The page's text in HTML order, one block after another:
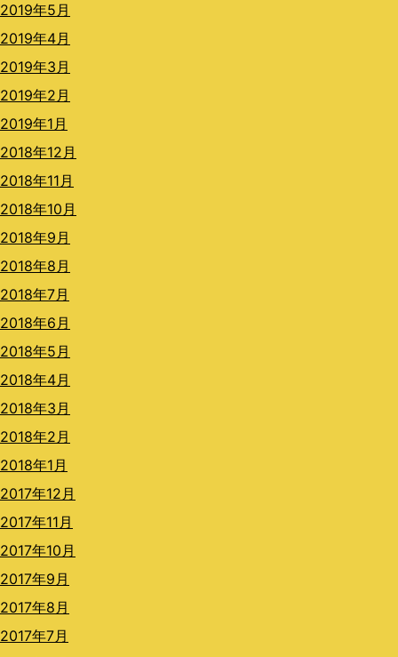
2019年5月
2019年4月
2019年3月
2019年2月
2019年1月
2018年12月
2018年11月
2018年10月
2018年9月
2018年8月
2018年7月
2018年6月
2018年5月
2018年4月
2018年3月
2018年2月
2018年1月
2017年12月
2017年11月
2017年10月
2017年9月
2017年8月
2017年7月